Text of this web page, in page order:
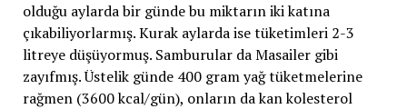
olduğu aylarda bir günde bu miktarın iki katına
çıkabiliyorlarmış. Kurak aylarda ise tüketimleri 2-3
litreye düşüyormuş. Samburular da Masailer gibi
zayıfmış. Üstelik günde 400 gram yağ tüketmelerine
rağmen (3600 kcal/gün), onların da kan kolesterol